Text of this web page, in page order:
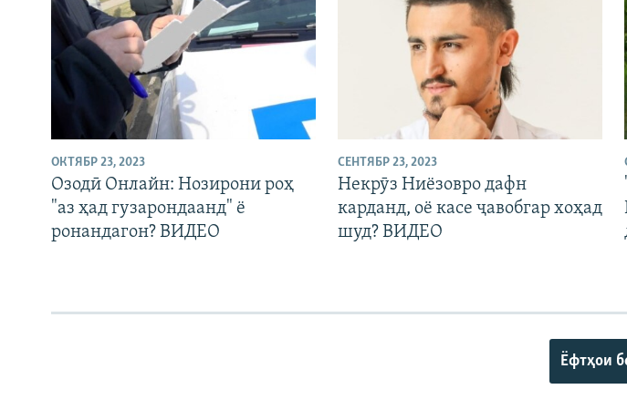
ОКТЯБР 23, 2023
Озодӣ Онлайн: Нозирони роҳ
"аз ҳад гузарондаанд" ё
ронандагон? ВИДЕО
СЕНТЯБР 23, 2023
Некрӯз Ниёзовро дафн
карданд, оё касе ҷавобгар хоҳад
шуд? ВИДЕО
Ёфтҳои